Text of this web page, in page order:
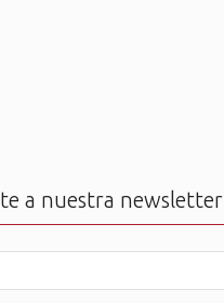
a nuestra newsletter